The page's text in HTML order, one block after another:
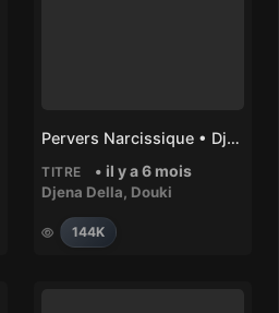
Pervers Narcissique • Djena Della, DOUKI
TITRE • il y a 6 mois
Djena Della, Douki
144K